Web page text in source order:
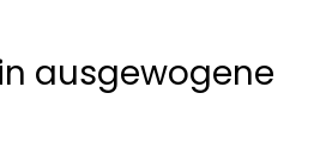
ausgewogene